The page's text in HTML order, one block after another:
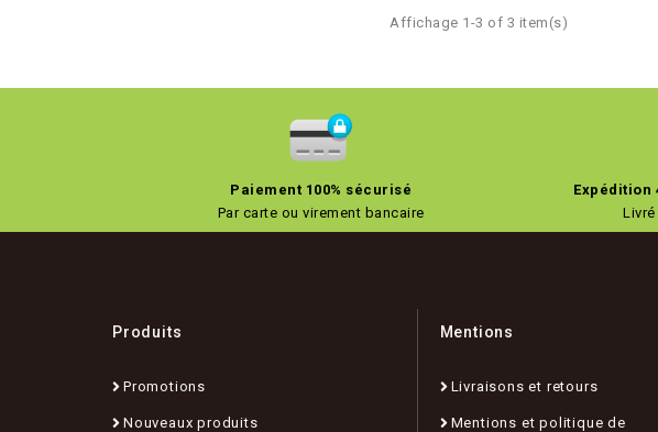
Affichage 1-3 of 3 item(s)
Paiement 100% sécurisé
Par carte ou virement bancaire
Expédition
Produits
Promotions
Nouveaux produits
Mentions
Livraisons et retours
Mentions et politique de